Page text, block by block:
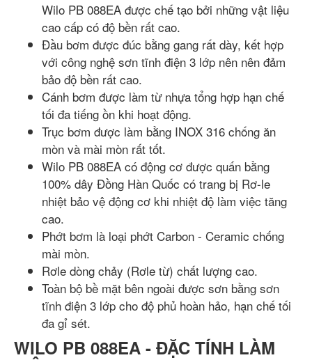
Wilo PB 088EA được chế tạo bởi những vật liệu
cao cấp có độ bền rất cao.
Đầu bơm được đúc bằng gang rất dày, kết hợp
với công nghệ sơn tĩnh điện 3 lớp nên nên đảm
bảo độ bền rất cao.
Cánh bơm được làm từ nhựa tổng hợp hạn chế
tối đa tiếng ồn khi hoạt động.
Trục bơm được làm bằng INOX 316 chống ăn
mòn và mài mòn rất tốt.
Wilo PB 088EA có động cơ được quấn bằng
100% dây Đồng Hàn Quốc có trang bị Rơ-le
nhiệt bảo vệ động cơ khi nhiệt độ làm việc tăng
cao.
Phớt bơm là loại phớt Carbon - Ceramic chống
mài mòn.
Rơle dòng chảy (Rơle từ) chất lượng cao.
Toàn bộ bề mặt bên ngoài được sơn bằng sơn
tĩnh điện 3 lớp cho độ phủ hoàn hảo, hạn chế tối
đa gỉ sét.
WILO PB 088EA - ĐẶC TÍNH LÀM